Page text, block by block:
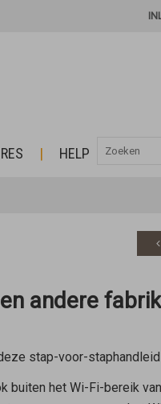
HELP
andere
stap-voor-
buiten het Wi-Fi-bereik